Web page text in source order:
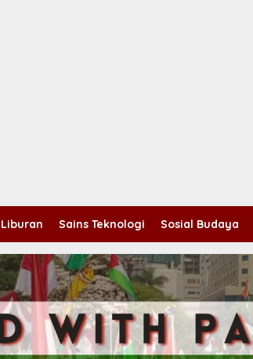
Liburan Sains Teknologi Sosial Budaya